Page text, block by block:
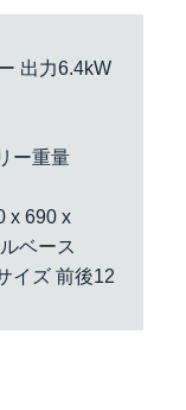
出力6.4kW
ー重量
x 690 x
ベース
イズ 前後12